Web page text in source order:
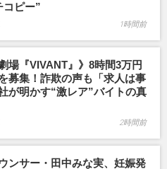
コピー”
1時間前
場『VIVANT』》8時間3万円
募集！詐欺の声も「求人は事
が明かす“激レア”バイトの真
2時間前
ンサー・田中みな実、妊娠発